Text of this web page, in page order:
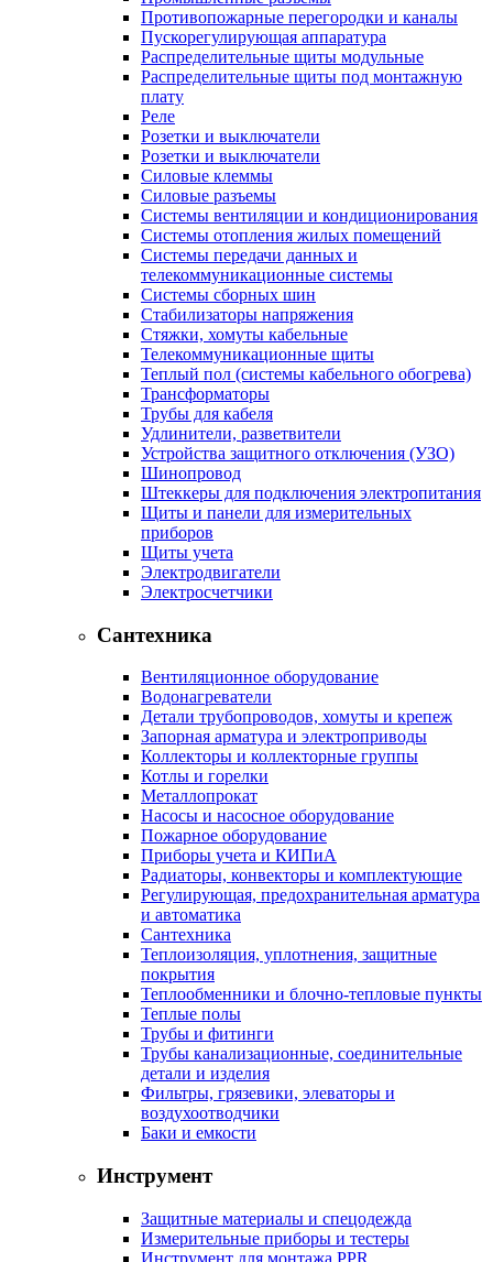
Противопожарные перегородки и каналы
Пускорегулирующая аппаратура
Распределительные щиты модульные
Распределительные щиты под монтажную
плату
Реле
Розетки и выключатели
Розетки и выключатели
Силовые клеммы
Силовые разъемы
Системы вентиляции и кондиционирования
Системы отопления жилых помещений
Системы передачи данных и
телекоммуникационные системы
Системы сборных шин
Стабилизаторы напряжения
Стяжки, хомуты кабельные
Телекоммуникационные щиты
Теплый пол (системы кабельного обогрева)
Трансформаторы
Трубы для кабеля
Удлинители, разветвители
Устройства защитного отключения (УЗО)
Шинопровод
Штеккеры для подключения электропитания
Щиты и панели для измерительных
приборов
Щиты учета
Электродвигатели
Электросчетчики
Сантехника
Вентиляционное оборудование
Водонагреватели
Детали трубопроводов, хомуты и крепеж
Запорная арматура и электроприводы
Коллекторы и коллекторные группы
Котлы и горелки
Металлопрокат
Насосы и насосное оборудование
Пожарное оборудование
Приборы учета и КИПиА
Радиаторы, конвекторы и комплектующие
Регулирующая, предохранительная арматура
и автоматика
Сантехника
Теплоизоляция, уплотнения, защитные
покрытия
Теплообменники и блочно-тепловые пункты
Теплые полы
Трубы и фитинги
Трубы канализационные, соединительные
детали и изделия
Фильтры, грязевики, элеваторы и
воздухоотводчики
Баки и емкости
Инструмент
Защитные материалы и спецодежда
Измерительные приборы и тестеры
Инструмент для монтажа PPR